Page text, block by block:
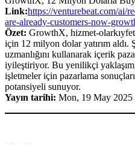
Link:https://venturebeat.com/ai/
are-already-customers-now-
Özet: GrowthX, hizmet-
için 12 milyon dolar yatırım aldı.
uzmanlığını kullanarak içerik
iyileştiriyor. Bu yenilikçi
işletmeler için pazarlama
potansiyeli sunuyor.
Yayın tarihi: Mon, 19 May 2025